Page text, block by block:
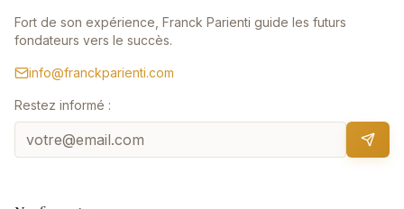
Fort de son expérience, Franck Parienti guide les futurs
fondateurs vers le succès.
info@franckparienti.com
Restez informé :